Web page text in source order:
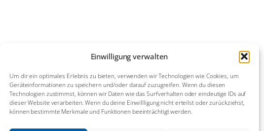
Einwilligung verwalten
Um dir ein optimales Erlebnis zu bieten, verwenden wir Technologien wie Cookies, um
Geräteinformationen zu speichern und/oder darauf zuzugreifen. Wenn du diesen
Technologien zustimmst, können wir Daten wie das Surfverhalten oder eindeutige IDs auf
dieser Website verarbeiten. Wenn du deine Einwillligung nicht erteilst oder zurückziehst,
können bestimmte Merkmale und Funktionen beeinträchtigt werden.
11. Juli 2026